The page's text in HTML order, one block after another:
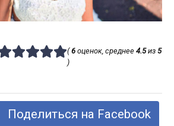
(6 оценок, среднее4.5из5
)
Поделиться на Facebook